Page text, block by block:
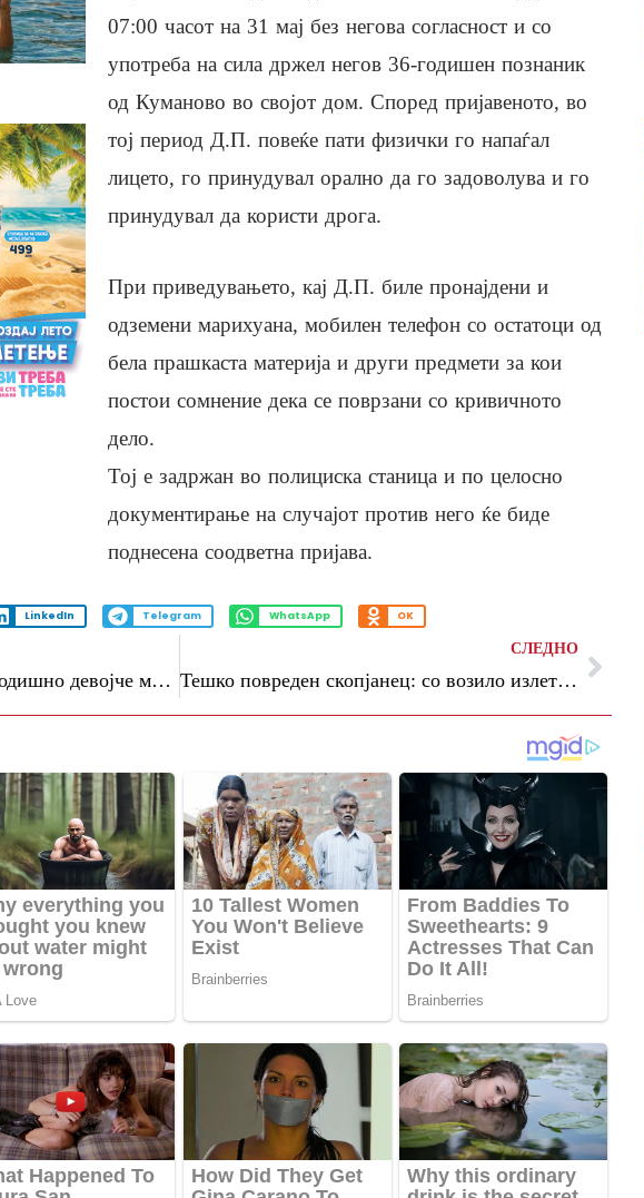
07:00 часот на 31 мај без негова согласност и со
употреба на сила држел негов 36-годишен познаник
од Куманово во својот дом. Според пријавеното, во
тој период Д.П. повеќе пати физички го напаѓал
лицето, го принудувал орално да го задоволува и го
принудувал да користи дрога.
При приведувањето, кај Д.П. биле пронајдени и
одземени марихуана, мобилен телефон со остатоци од
бела прашкаста материја и други предмети за кои
постои сомнение дека се поврзани со кривичното
дело.
Тој е задржан во полициска станица и по целосно
документирање на случајот против него ќе биде
поднесена соодветна пријава.
LinkedIn Telegram WhatsApp OK
Со лажен профил на 14-годишно девојче мамеле мажи, па ги снимале и ги терале да кажат дека се „педофили“
СЛЕДНО
Тешко повреден скопјанец: со возило излетал од регионалниот пат Велес – Градско